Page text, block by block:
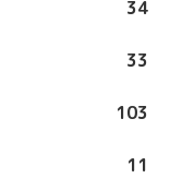
34
33
103
11